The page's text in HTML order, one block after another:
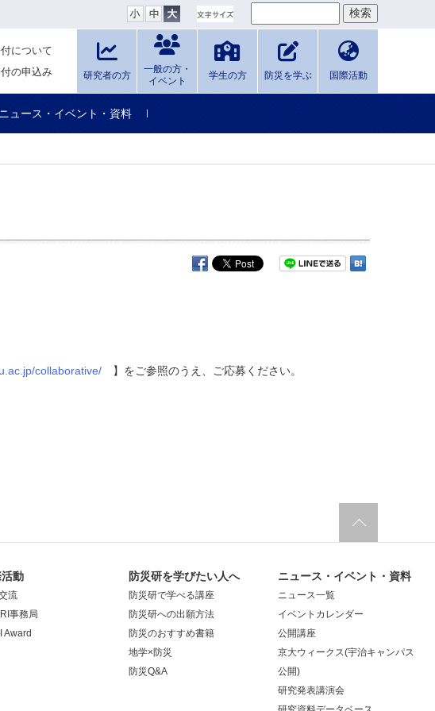
について
の申込み
研究者の方
一般の方・
イベント
学生の方 防災を学ぶ 国際活動
ニュース・イベント・資料
collaborative/ 】をご参照のうえ、ご応募ください。
活動
流
事務局
Award
防災研を学びたい人へ
防災研で学べる講座
防災研への出願方法
防災のおすすめ書籍
地学×防災
防災Q&A
ニュース・イベント・資料
ニュース一覧
イベントカレンダー
公開講座
京大ウィークス(宇治キャンパス
公開)
研究発表講演会